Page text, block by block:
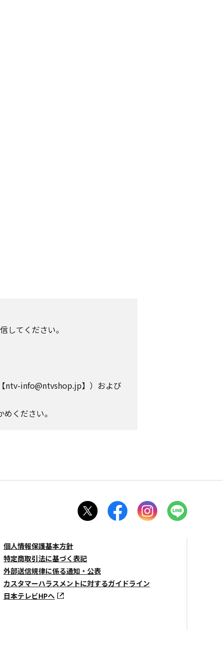
してください。
ntv-info@ntvshop.jp】）および
ください。
個人情報保護基本方針
特定商取引法に基づく表記
外部送信規律に係る通知・公表
カスタマーハラスメントに対するガイドライン
日本テレビHPへ